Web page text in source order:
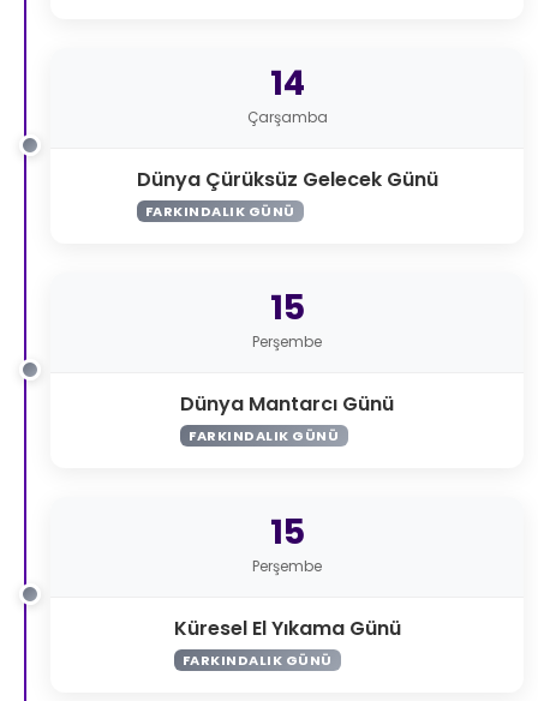
14
Çarşamba
Dünya Çürüksüz Gelecek Günü
FARKINDALIK GÜNÜ
15
Perşembe
Dünya Mantarcı Günü
FARKINDALIK GÜNÜ
15
Perşembe
Küresel El Yıkama Günü
FARKINDALIK GÜNÜ